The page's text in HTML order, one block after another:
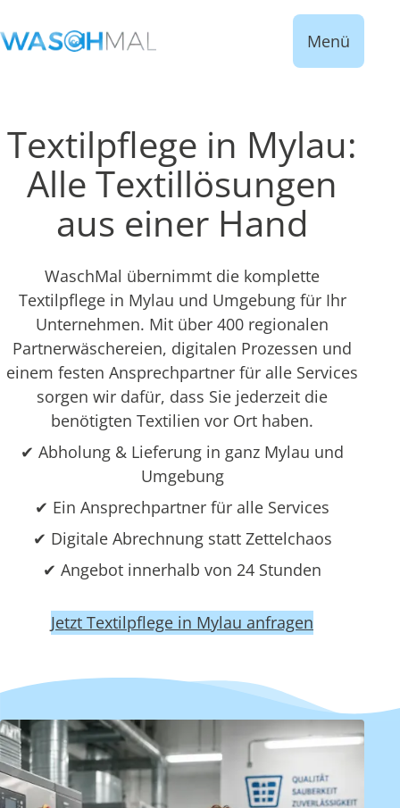
Menü
Textilpflege in Mylau:
Alle Textillösungen
aus einer Hand
WaschMal übernimmt die komplette
Textilpflege in Mylau und Umgebung für Ihr
Unternehmen. Mit über 400 regionalen
Partnerwäschereien, digitalen Prozessen und
einem festen Ansprechpartner für alle Services
sorgen wir dafür, dass Sie jederzeit die
benötigten Textilien vor Ort haben.
✔ Abholung & Lieferung in ganz Mylau und
Umgebung
✔ Ein Ansprechpartner für alle Services
✔ Digitale Abrechnung statt Zettelchaos
✔ Angebot innerhalb von 24 Stunden
Jetzt Textilpflege in Mylau anfragen